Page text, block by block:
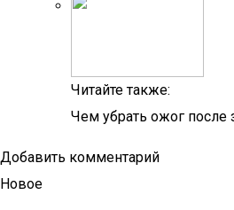
Читайте также:
Чем убрать ожог после
Добавить комментарий
Новое